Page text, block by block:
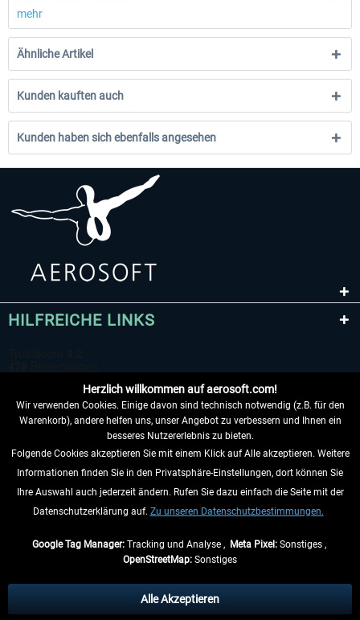
mehr
Ähnliche Artikel
Kunden kauften auch
Kunden haben sich ebenfalls angesehen
HILFREICHE LINKS
VERTRAG WIDERRUFEN
INFORMATIONEN
anders beschrieben.
** Gilt für Lieferungen innerhalb Deutschlands, Lieferzeiten für andere Länder
Herzlich willkommen auf aerosoft.com!
Wir verwenden Cookies. Einige davon sind technisch notwendig (z.B. für den
Warenkorb), andere helfen uns, unser Angebot zu verbessern und Ihnen ein
besseres Nutzererlebnis zu bieten.
Folgende Cookies akzeptieren Sie mit einem Klick auf Alle akzeptieren. Weitere
Informationen finden Sie in den Privatsphäre-Einstellungen, dort können Sie
Ihre Auswahl auch jederzeit ändern. Rufen Sie dazu einfach die Seite mit der
Datenschutzerklärung auf. Zu unseren Datenschutzbestimmungen.
Google Tag Manager:Tracking und Analyse , Meta Pixel:Sonstiges ,
OpenStreetMap: Sonstiges
Alle Akzeptieren